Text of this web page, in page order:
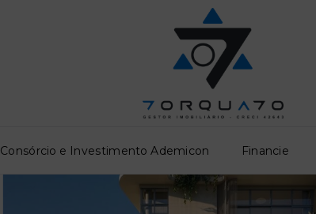
Consórcio e Investimento Ademicon Financie